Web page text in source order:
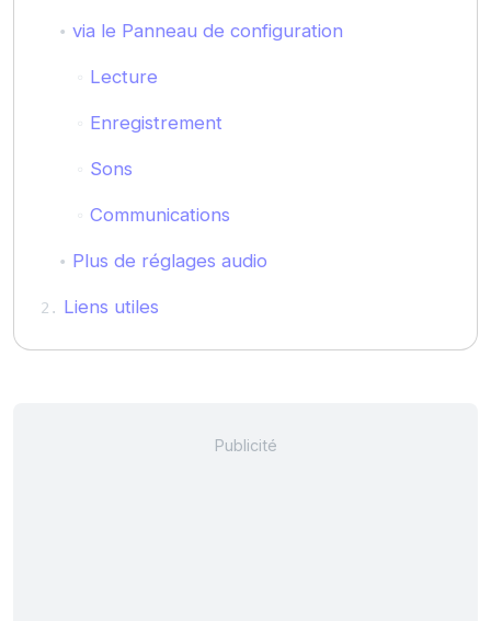
via le Panneau de configuration
Lecture
Enregistrement
Sons
Communications
Plus de réglages audio
Liens utiles